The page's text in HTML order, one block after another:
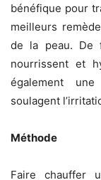
bénéfique pour
meilleurs
de la peau. De
nourrissent et
également
soulagent
Méthode
Faire chauffer